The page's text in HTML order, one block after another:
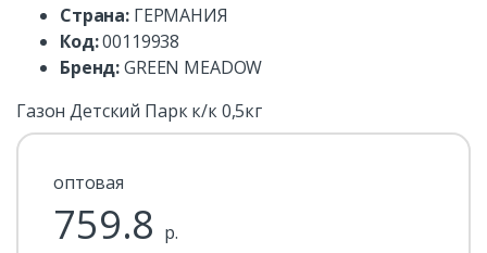
Страна: ГЕРМАНИЯ
Код:00119938
Бренд:GREEN MEADOW
Газон Детский Парк к/к 0,5кг
оптовая
759.8 р.